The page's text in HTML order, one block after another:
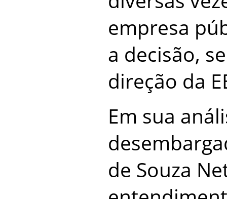
empresa
a decisão,
direção da
Em sua
de Souza